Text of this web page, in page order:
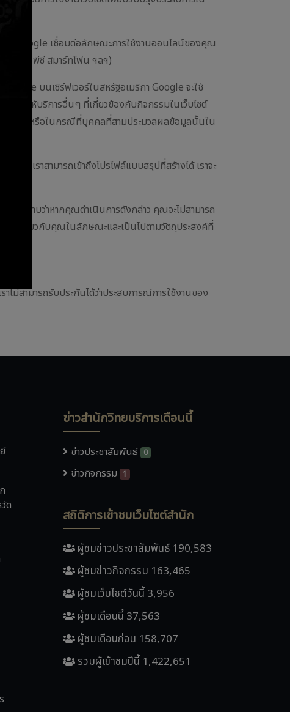
Google เชื่อมต่อลักษณะการใช้งานออนไลน์ของคุณ
บเล็ต พีซี สมาร์ทโฟน ฯลฯ)
บนเซิร์ฟเวอร์ในสหรัฐอเมริกา Google จะใช้
า และให้บริการอื่นๆ ที่เกี่ยวข้องกับกิจกรรมในเว็บไซต์
กล่าว หรือในกรณีที่บุคคลที่สามประมวลผลข้อมูลนั้นใน
น เราสามารถเข้าถึงโปรไฟล์แบบสรุปที่สร้างได้ เราจะ
รดทราบว่าหากคุณดำเนินการดังกล่าว คุณจะไม่สามารถ
อมูลเกี่ยวกับคุณในลักษณะและเป็นไปตามวัตถุประสงค์ที่
ม่สามารถรับประกันได้ว่าประสบการณ์การใช้งานของ
ด
ข่าวสำนักวิทยบริการเดือนนี้
ข่าวประชาสัมพันธ์ 0
ข่าวกิจกรรม 1
สถิติการเข้าชมเว็บไซต์สำนัก
ผู้ชมข่าวประชาสัมพันธ์ 190,583
ผู้ชมข่าวกิจกรรม 163,465
ผู้ชมเว็บไซต์วันนี้ 3,956
ผู้ชมเดือนนี้ 37,563
ผู้ชมเดือนก่อน 158,707
รวมผู้เข้าชมปีนี้ 1,422,651